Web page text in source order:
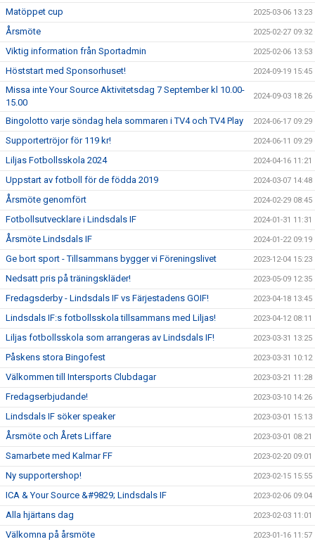
Matöppet cup 2025-03-06 13:23
Årsmöte 2025-02-27 09:32
Viktig information från Sportadmin 2025-02-06 13:53
Höststart med Sponsorhuset! 2024-09-19 15:45
Missa inte Your Source Aktivitetsdag 7 September kl 10.00-
15.00
2024-09-03 18:26
Bingolotto varje söndag hela sommaren i TV4 och TV4 Play 2024-06-17 09:29
Supportertröjor för 119 kr! 2024-06-11 09:29
Liljas Fotbollsskola 2024 2024-04-16 11:21
Uppstart av fotboll för de födda 2019 2024-03-07 14:48
Årsmöte genomfört 2024-02-29 08:45
Fotbollsutvecklare i Lindsdals IF 2024-01-31 11:31
Årsmöte Lindsdals IF 2024-01-22 09:19
Ge bort sport - Tillsammans bygger vi Föreningslivet 2023-12-04 15:23
Nedsatt pris på träningskläder! 2023-05-09 12:35
Fredagsderby - Lindsdals IF vs Färjestadens GOIF! 2023-04-18 13:45
Lindsdals IF:s fotbollsskola tillsammans med Liljas! 2023-04-12 08:11
Liljas fotbollsskola som arrangeras av Lindsdals IF! 2023-03-31 13:25
Påskens stora Bingofest 2023-03-31 10:12
Välkommen till Intersports Clubdagar 2023-03-21 11:28
Fredagserbjudande! 2023-03-10 14:26
Lindsdals IF söker speaker 2023-03-01 15:13
Årsmöte och Årets Liffare 2023-03-01 08:21
Samarbete med Kalmar FF 2023-02-20 09:01
Ny supportershop! 2023-02-15 15:55
ICA & Your Source &#9829; Lindsdals IF 2023-02-06 09:04
Alla hjärtans dag 2023-02-03 11:01
Välkomna på årsmöte 2023-01-16 11:57